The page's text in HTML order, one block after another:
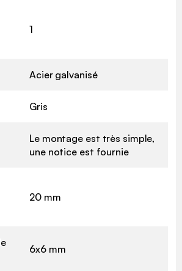
1
Acier galvanisé
Gris
Le montage est très simple,
une notice est fournie
20 mm
6x6 mm